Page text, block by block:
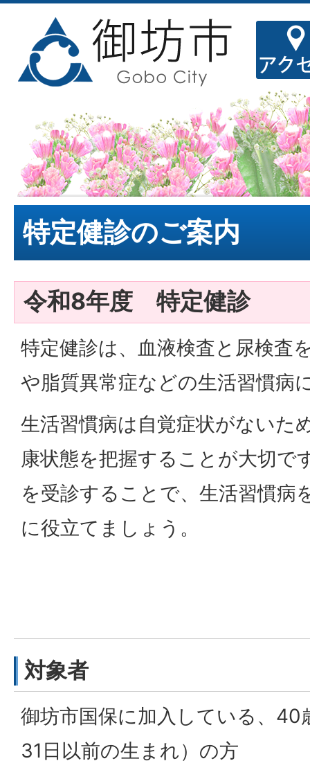
特定健診のご案内
令和8年度 特定健診
特定健診は、血液検査と尿検査
や脂質異常症などの生活習慣病
生活習慣病は自覚症状がないた
康状態を把握することが大切で
を受診することで、生活習慣病
に役立てましょう。
対象者
御坊市国保に加入している、40
31日以前の生まれ）の方